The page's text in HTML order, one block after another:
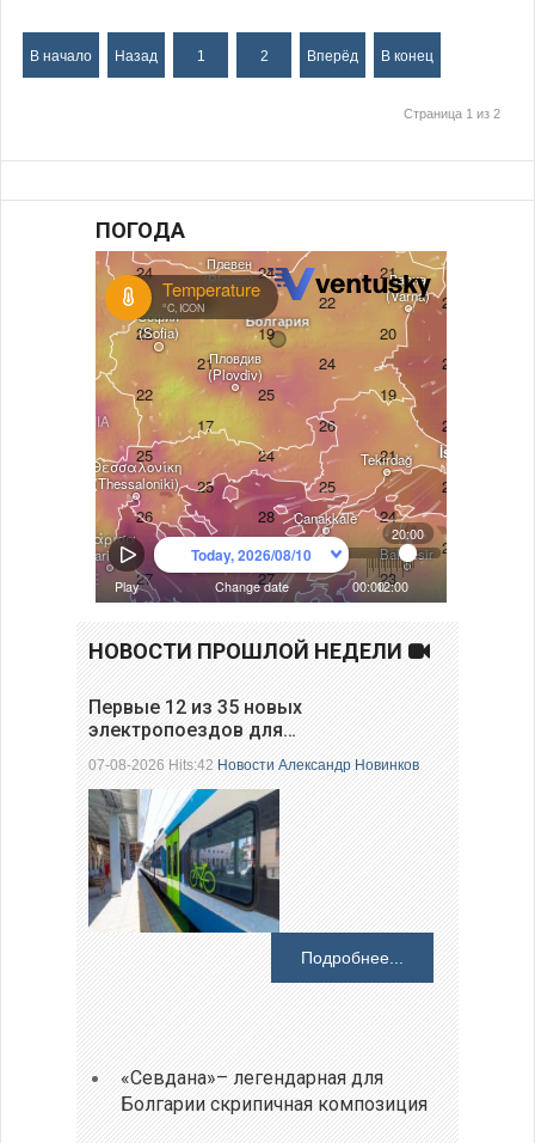
В начало Назад 1 2 Вперёд В конец
Страница 1 из 2
ПОГОДА
НОВОСТИ ПРОШЛОЙ НЕДЕЛИ
Первые 12 из 35 новых
электропоездов для…
07-08-2026 Hits:42Новости Александр Новинков
Подробнее...
«Севдана»– легендарная для
Болгарии скрипичная композиция